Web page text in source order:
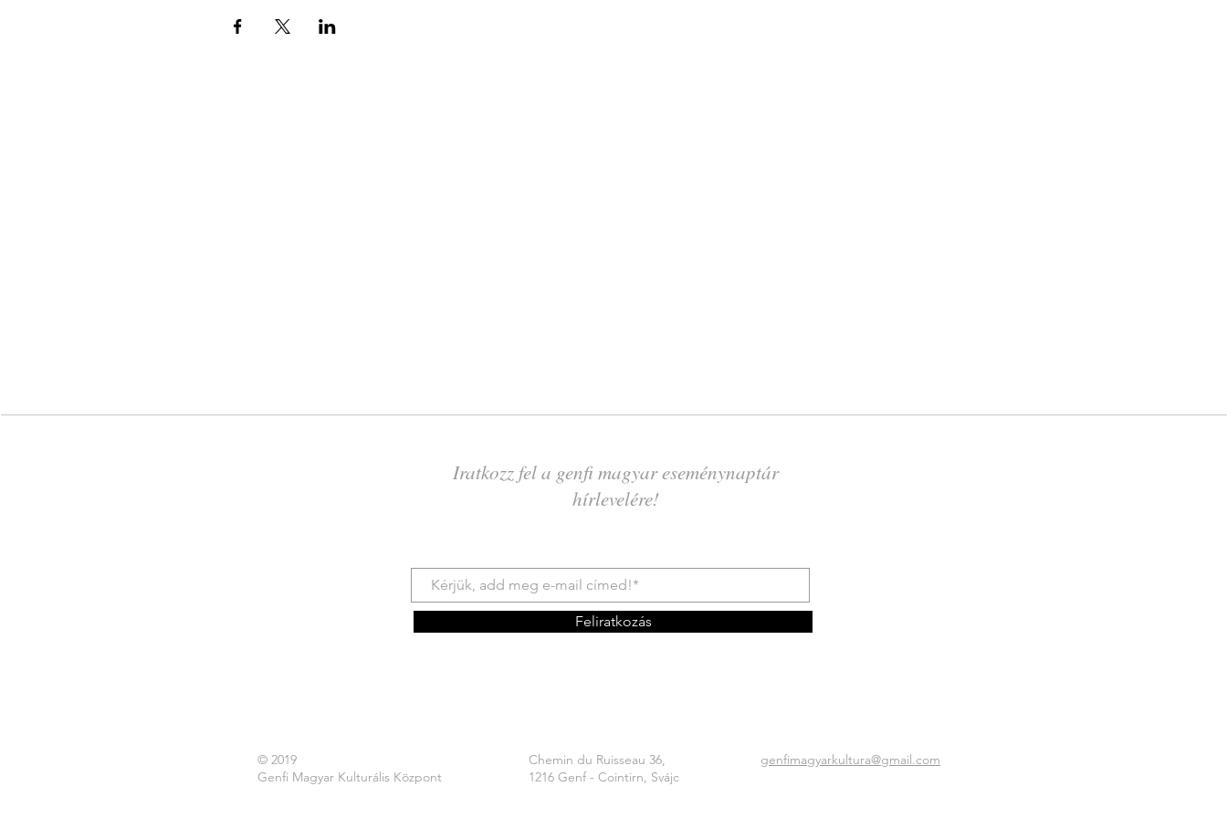
Iratkozz fel a genfi magyar eseménynaptár
hírlevelére!
Feliratkozás
© 2019
Genfi Magyar Kulturális Központ
Chemin du Ruisseau 36,
1216 Genf - Cointirn, Svájc
genfimagyarkultura@gmail.com